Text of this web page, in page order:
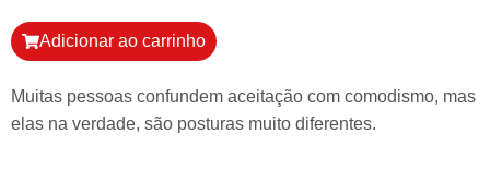
Adicionar ao carrinho
Muitas pessoas confundem aceitação com comodismo, mas
elas na verdade, são posturas muito diferentes.